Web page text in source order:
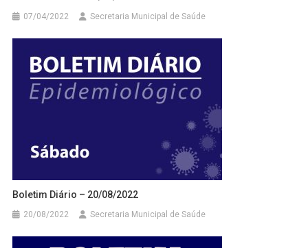
07/04/2022 Secretaria Municipal de Saúde
Boletim Diário – 20/08/2022
20/08/2022 Secretaria Municipal de Saúde